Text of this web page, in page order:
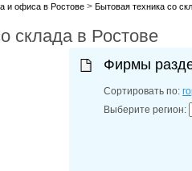
и офиса в Ростове> Бытовая техника со
склада в Ростове
Фирмы
Сортировать по:
Выберите регион: